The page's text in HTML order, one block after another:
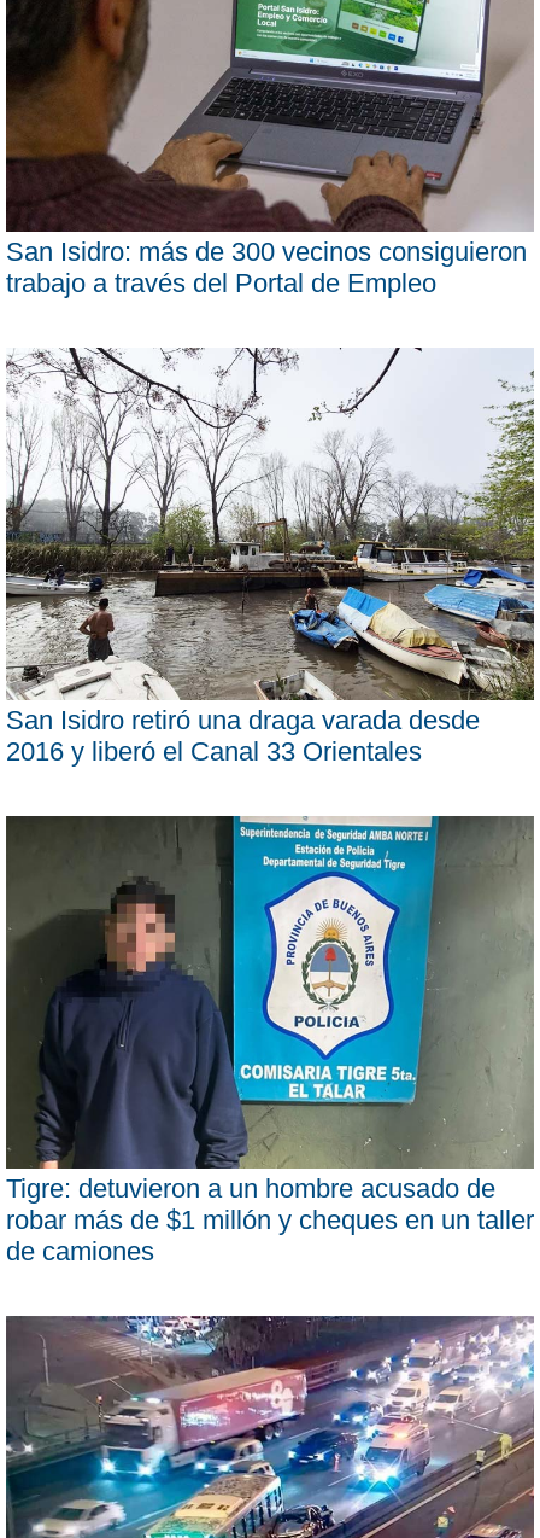
San Isidro: más de 300 vecinos consiguieron
trabajo a través del Portal de Empleo
San Isidro retiró una draga varada desde
2016 y liberó el Canal 33 Orientales
Tigre: detuvieron a un hombre acusado de
robar más de $1 millón y cheques en un taller
de camiones